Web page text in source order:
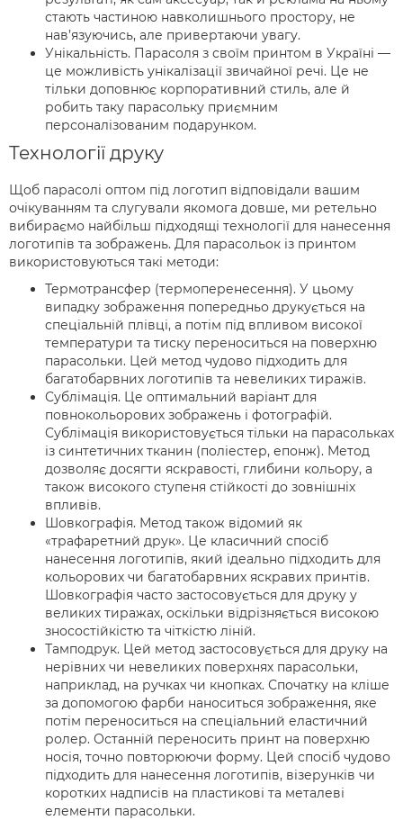
стають частиною навколишнього простору, не
нав’язуючись, але привертаючи увагу.
Унікальність. Парасоля з своїм принтом в Україні —
це можливість унікалізації звичайної речі. Це не
тільки доповнює корпоративний стиль, але й
робить таку парасольку приємним
персоналізованим подарунком.
Технології друку
Щоб парасолі оптом під логотип відповідали вашим
очікуванням та слугували якомога довше, ми ретельно
вибираємо найбільш підходящі технології для нанесення
логотипів та зображень. Для парасольок із принтом
використовуються такі методи:
Термотрансфер (термоперенесення). У цьому
випадку зображення попередньо друкується на
спеціальній плівці, а потім під впливом високої
температури та тиску переноситься на поверхню
парасольки. Цей метод чудово підходить для
багатобарвних логотипів та невеликих тиражів.
Сублімація. Це оптимальний варіант для
повнокольорових зображень і фотографій.
Сублімація використовується тільки на парасольках
із синтетичних тканин (поліестер, епонж). Метод
дозволяє досягти яскравості, глибини кольору, а
також високого ступеня стійкості до зовнішніх
впливів.
Шовкографія. Метод також відомий як
«трафаретний друк». Це класичний спосіб
нанесення логотипів, який ідеально підходить для
кольорових чи багатобарвних яскравих принтів.
Шовкографія часто застосовується для друку у
великих тиражах, оскільки відрізняється високою
зносостійкістю та чіткістю ліній.
Тамподрук. Цей метод застосовується для друку на
нерівних чи невеликих поверхнях парасольки,
наприклад, на ручках чи кнопках. Спочатку на кліше
за допомогою фарби наноситься зображення, яке
потім переноситься на спеціальний еластичний
ролер. Останній переносить принт на поверхню
носія, точно повторюючи форму. Цей спосіб чудово
підходить для нанесення логотипів, візерунків чи
коротких надписів на пластикові та металеві
елементи парасольки.